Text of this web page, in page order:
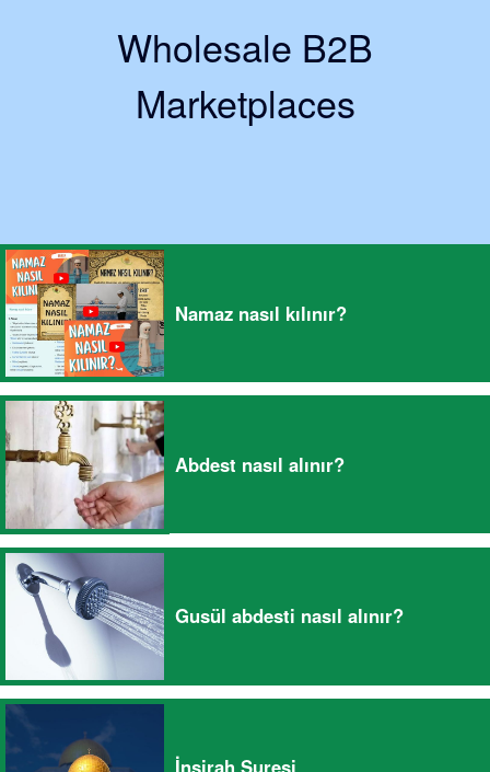
Wholesale B2B
Marketplaces
Namaz nasıl kılınır?
Abdest nasıl alınır?
Gusül abdesti nasıl alınır?